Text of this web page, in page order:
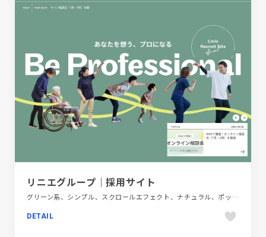
リニエグループ｜採用サイト
グリーン系、シンプル、スクロールエフェクト、ナチュラル、ポップ、モーション多め、医療・ヘルスケア、大きめ写真、新卒・中途採用サイト
DETAIL